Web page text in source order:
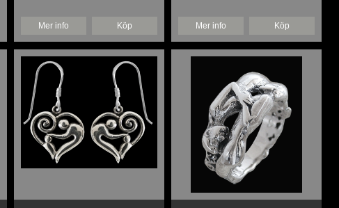
Mer info Köp Mer info Köp